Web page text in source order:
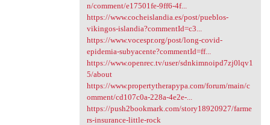
n/comment/e17501fe-9ff6-4f...
https://www.cocheislandia.es/post/pueblos-
vikingos-islandia?commentId=c3...
https://www.vocespr.org/post/long-covid-
epidemia-subyacente?commentId=ff...
https://www.openrec.tv/user/sdnkimnoipd7zj0lqv1
5/about
https://www.propertytherapypa.com/forum/main/c
omment/cd107c0a-228a-4e2e-...
https://push2bookmark.com/story18920927/farme
rs-insurance-little-rock